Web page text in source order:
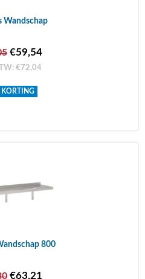
Wandschap
€59,54
€72,04
KORTING
800
€63,21